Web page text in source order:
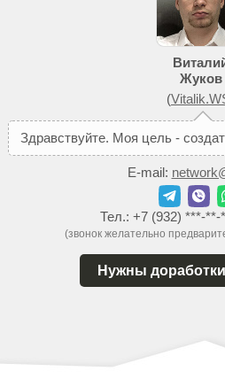
Жуков
(
Здравствуйте. Моя цель - создат
E-mail:
Тел.: +7 (932) ***-**-
(звонок желательно
Нужны